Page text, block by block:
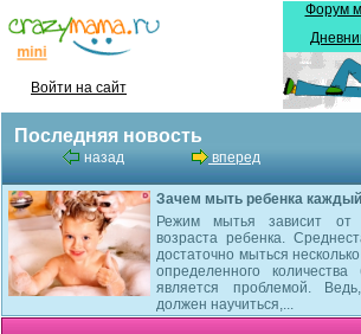
Войти на сайт
Форум
Последняя новость
назад вперед
Зачем мыть ребенка
Режим мытья зависит от
возраста ребенка.
достаточно мыться
определенного
является проблемой.
должен научиться,...